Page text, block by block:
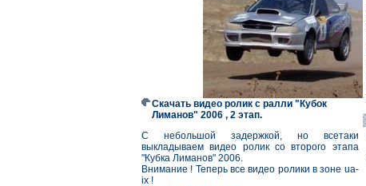
Скачать видео ролик с ралли "Кубок
Лиманов" 2006 , 2 этап.
С небольшой задержкой, но всетаки
выкладываем видео ролик со второго этапа
"Кубка Лиманов" 2006.
Внимание ! Теперь все видео ролики в зоне ua-
ix !